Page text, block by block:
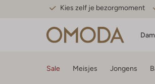
Kies zelf je bezorgmoment
Sale Meisjes Jongens